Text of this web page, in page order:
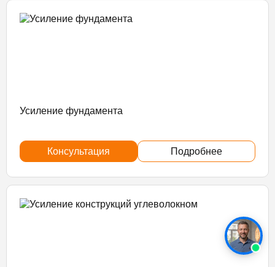
Усиление фундамента
Консультация Подробнее